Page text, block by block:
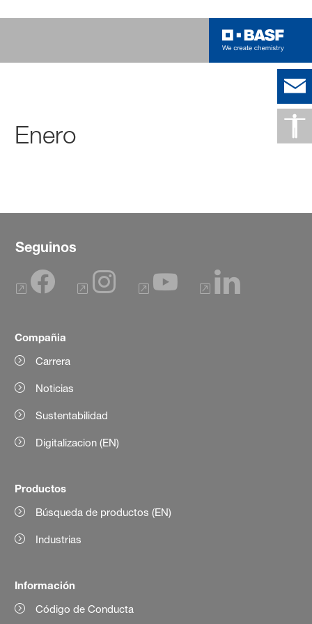
Enero
Seguinos
Compañia
Carrera
Noticias
Sustentabilidad
Digitalizacion (EN)
Productos
Búsqueda de productos (EN)
Industrias
Información
Código de Conducta